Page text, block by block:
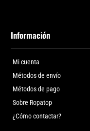
Información
Mi cuenta
Métodos de envío
Métodos de pago
Sobre Ropatop
¿Cómo contactar?